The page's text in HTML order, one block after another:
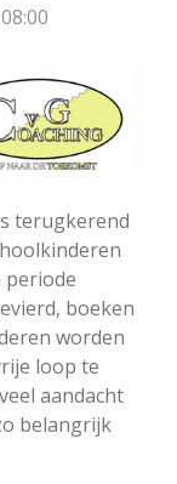
terugkerend
periode
boeken
worden
loop te
aandacht
belangrijk